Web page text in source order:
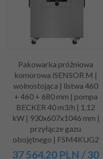
Pakowarka próżniowa
komorowa iSENSOR M |
wolnostojąca | listwa 460
+ 460 + 680 mm | pompa
BECKER 40 m3/h | 1,12
kW | 930x607x1046 mm |
przyłącze gazu
obojętnego | FSM4KUG2
37 564,20 PLN / 30